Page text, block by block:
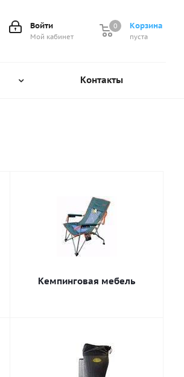
Корзина
0
пуста
0
Войти
Мой кабинет
Контакты
Кемпинговая мебель